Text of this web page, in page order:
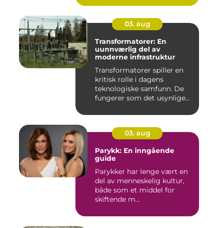
03. aug
Transformatorer: En
uunnværlig del av
moderne infrastruktur
Transformatorer spiller en
kritisk rolle i dagens
teknologiske samfunn. De
fungerer som det usynlige...
03. aug
Parykk: En inngående
guide
Parykker har lenge vært en
del av menneskelig kultur,
både som et middel for
skiftende m...